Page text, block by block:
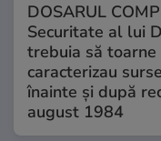
DOSARUL
Securitate al lui
trebuia să toarne
caracterizau
înainte și după
august 1984